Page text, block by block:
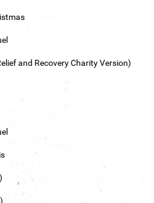
and Recovery Charity Version)